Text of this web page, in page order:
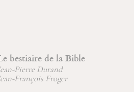
La structure cachée du réel
Jean-François Froger
Robert Lutz